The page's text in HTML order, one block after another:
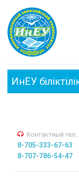
ИнЕУ
Контактный тел.:
8-705-333-67-63
8-707-786-54-47